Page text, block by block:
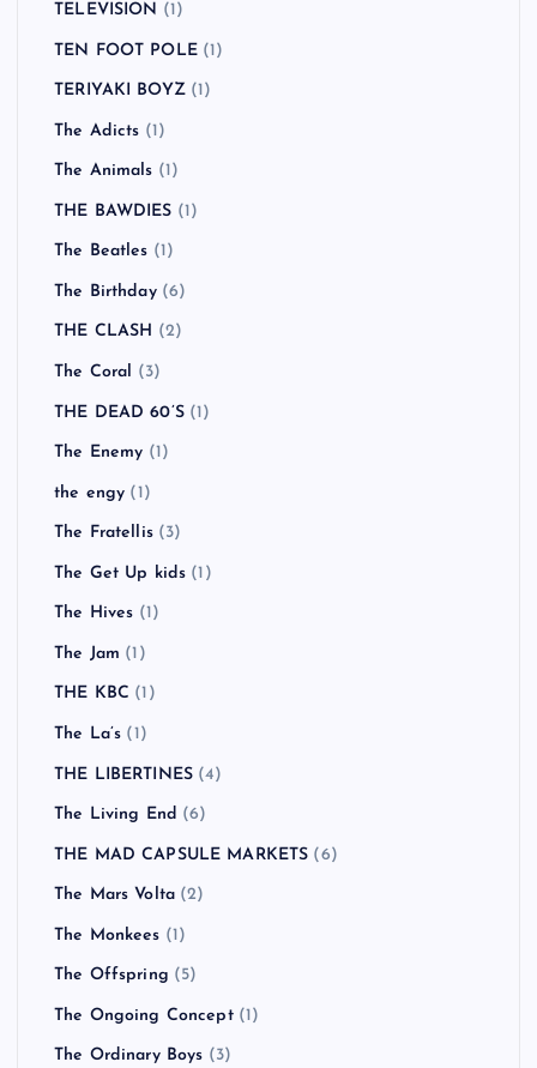
TELEVISION (1)
TEN FOOT POLE(1)
TERIYAKI BOYZ(1)
The Adicts (1)
The Animals (1)
THE BAWDIES (1)
The Beatles (1)
The Birthday(6)
THE CLASH (2)
The Coral (3)
THE DEAD 60’S(1)
The Enemy (1)
the engy (1)
The Fratellis(3)
The Get Up kids (1)
The Hives (1)
The Jam (1)
THE KBC (1)
The La’s (1)
THE LIBERTINES (4)
The Living End (6)
THE MAD CAPSULE MARKETS (6)
The Mars Volta (2)
The Monkees (1)
The Offspring (5)
The Ongoing Concept(1)
The Ordinary Boys (3)